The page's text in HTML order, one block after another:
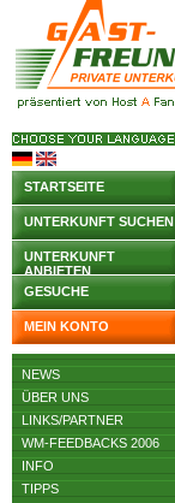
STARTSEITE
UNTERKUNFT SUCHEN
UNTERKUNFT
ANBIETEN
GESUCHE
MEIN KONTO
NEWS
ÜBER UNS
LINKS/PARTNER
WM-FEEDBACKS 2006
INFO
TIPPS